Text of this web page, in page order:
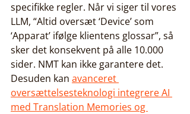
specifikke regler. Når vi siger til vores
LLM, “Altid oversæt ‘Device’ som
‘Apparat’ ifølge klientens glossar”, så
sker det konsekvent på alle 10.000
sider. NMT kan ikke garantere det.
Desuden kan avanceret
oversættelsesteknologi integrere AI
med Translation Memories og